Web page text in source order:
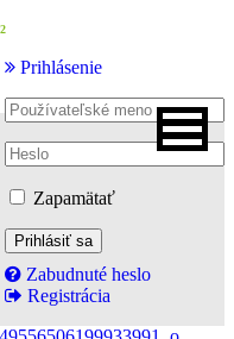
Prihlásenie
Zapamätať
Zabudnuté heslo
Registrácia